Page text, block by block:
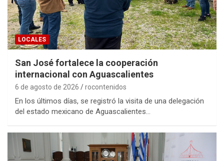
LOCALES
San José fortalece la cooperación
internacional con Aguascalientes
6 de agosto de 2026 rocontenidos
En los últimos días, se registró la visita de una delegación
del estado mexicano de Aguascalientes…